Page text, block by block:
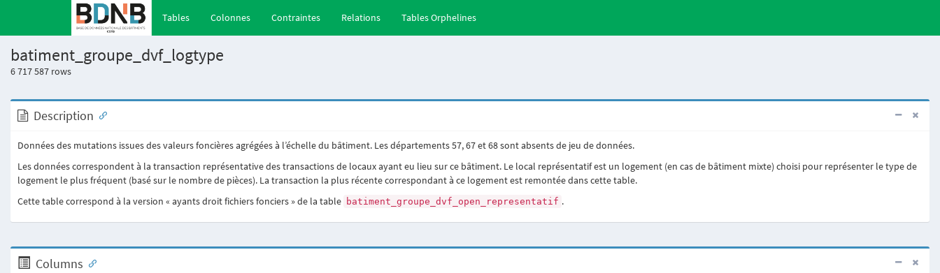
Tables(current)Colonnes Contraintes Relations Tables Orphelines
batiment_groupe_dvf_logtype
6 717 587 rows
Description
Données des mutations issues des valeurs foncières agrégées à l’échelle du bâtiment. Les départements 57, 67 et 68 sont absents de jeu de données.
Les données correspondent à la transaction représentative des transactions de locaux ayant eu lieu sur ce bâtiment. Le local représentatif est un logement (en cas de bâtiment mixte) choisi pour représenter le type de
logement le plus fréquent (basé sur le nombre de pièces). La transaction la plus récente correspondant à ce logement est remontée dans cette table.
Cette table correspond à la version « ayants droit fichiers fonciers » de la table batiment_groupe_dvf_open_representatif .
Columns